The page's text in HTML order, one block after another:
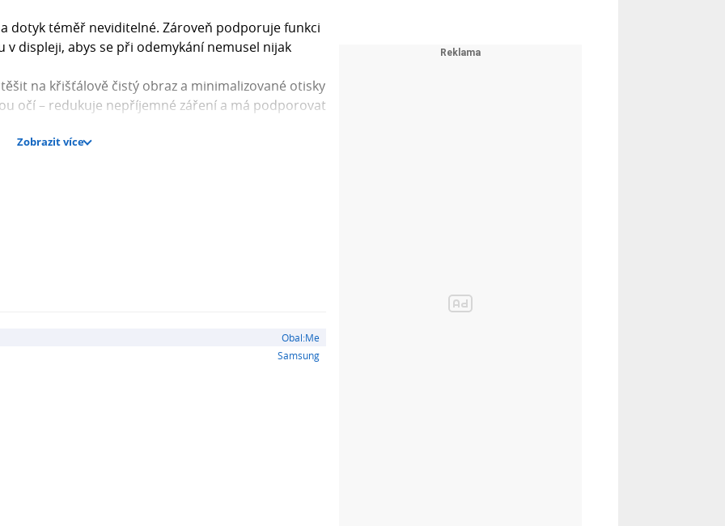
dotyk téměř neviditelné. Zároveň podporuje funkci
displeji, abys se při odemykání nemusel nijak
na křišťálově čistý obraz a minimalizované otisky
očí – redukuje nepříjemné záření a má podporovat
prstu v displeji
výrazného ztluštění
a pevné přilepení
krajů displeje pro větší pokrytí
Zobrazit více
Obal:Me
Samsung